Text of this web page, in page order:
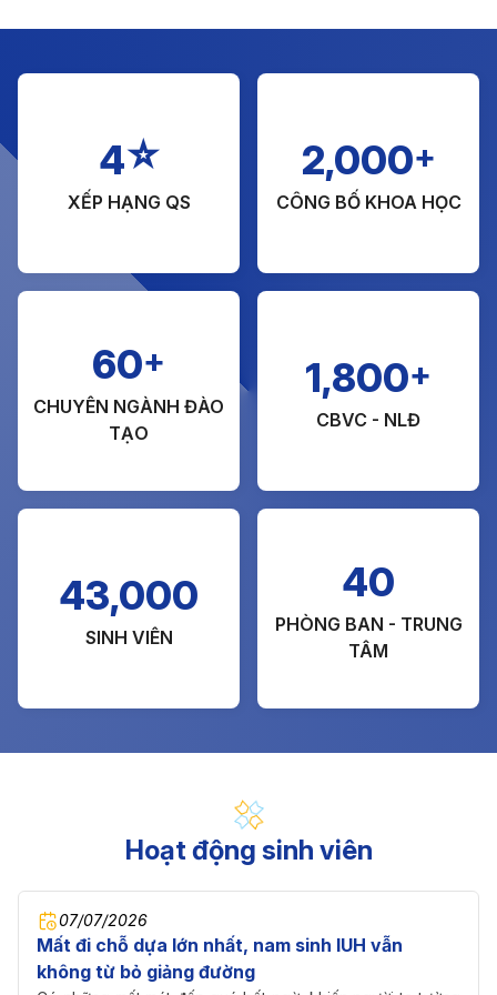
4☆
XẾP HẠNG QS
2,000+
CÔNG BỐ KHOA HỌC
60+
CHUYÊN NGÀNH ĐÀO
TẠO
1,800+
CBVC - NLĐ
43,000
SINH VIÊN
40
PHÒNG BAN - TRUNG
TÂM
Hoạt động sinh viên
07/07/2026
Mất đi chỗ dựa lớn nhất, nam sinh IUH vẫn
không từ bỏ giảng đường